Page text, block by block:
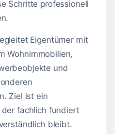
Schritte professionell
Eigentümer mit
Wohnimmobilien,
und
Ziel ist ein
fachlich fundiert
bleibt.